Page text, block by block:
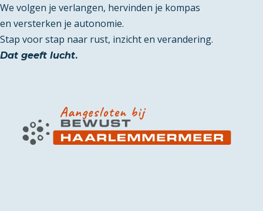
We volgen je verlangen, hervinden je kompas
en versterken je autonomie.
Stap voor stap naar rust, inzicht en verandering.
Dat geeft lucht.